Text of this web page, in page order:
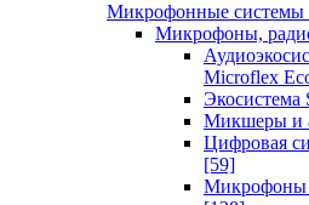
Микрофонные
Микрофоны,
Microflex
Экосистема
Микшеры и
Цифровая
[59]
Микрофоны